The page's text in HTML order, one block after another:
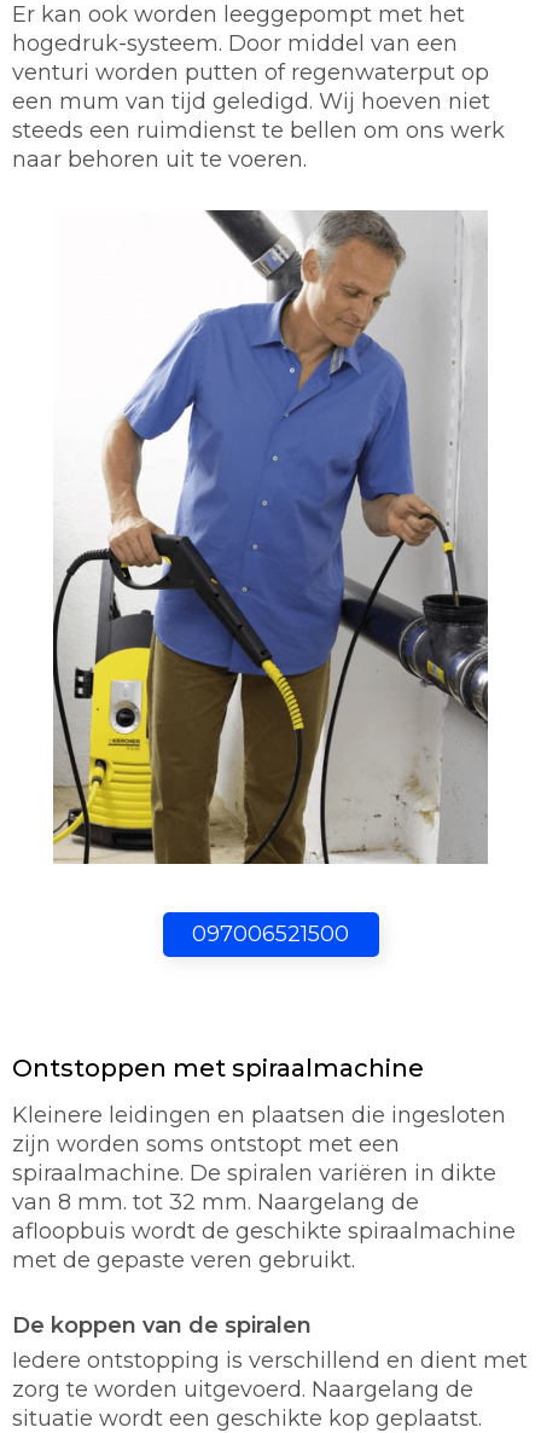
097006521500
Er kan ook worden leeggepompt met het
hogedruk-systeem. Door middel van een
venturi worden putten of regenwaterput op
een mum van tijd geledigd. Wij hoeven niet
steeds een ruimdienst te bellen om ons werk
naar behoren uit te voeren.
Ontstoppen met spiraalmachine
Kleinere leidingen en plaatsen die ingesloten
zijn worden soms ontstopt met een
spiraalmachine. De spiralen variëren in dikte
van 8 mm. tot 32 mm. Naargelang de
afloopbuis wordt de geschikte spiraalmachine
met de gepaste veren gebruikt.
De koppen van de spiralen
Iedere ontstopping is verschillend en dient met
zorg te worden uitgevoerd. Naargelang de
situatie wordt een geschikte kop geplaatst.